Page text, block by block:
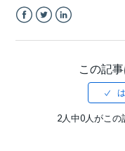
この記
2人中0人がこ